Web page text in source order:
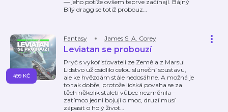
— jeho potíže ovšem teprve začínají. Bájný
Bílý dragg se totiž probouz…
Fantasy James S. A. Corey
Leviatan se probouzí
Pryč s vykořisťovateli ze Země a z Marsu!
Lidstvo už osídlilo celou sluneční soustavu,
ale ke hvězdám stále nedosáhne. A možná je
to tak dobře, protože lidská povaha se za
těch několik staletí vůbec nezměnila –
zatímco jedni bojují o moc, druzí musí
zápasit o holý život…
499 KČ